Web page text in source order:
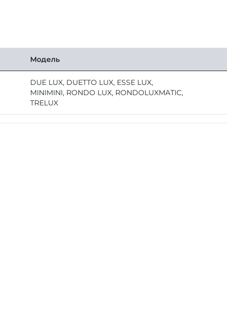
Модель
DUE LUX, DUETTO LUX, ESSE LUX,
MINIMINI, RONDO LUX, RONDOLUXMATIC,
TRELUX